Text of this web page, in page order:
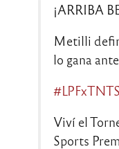
¡ARRIBA
Metilli
lo gana
Viví el
Sports